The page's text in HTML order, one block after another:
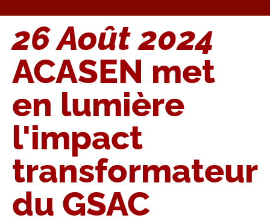
26 Août 2024
ACASEN met
en lumière
l'impact
transformateur
du GSAC